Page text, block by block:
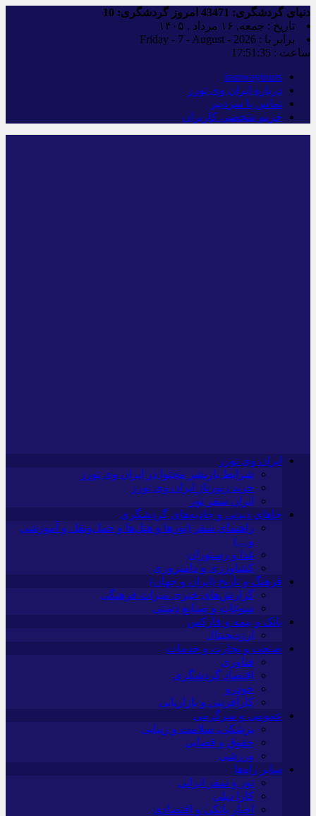
دنیای گردشگری: امروز گردشگری:
تاریخ : جمعه, ۱۶ مرداد , ۱۴۰۵
برابر با : Friday - 7 - August - 2026
ساعت : 17:51:36
iranwaytours
درباره ایران وی تورز
تماس با سردبیر
حریم شخصی کاربران
ایران وی تورز
شرایط بازنشر محتوا در ایران وی تورز
خرید رپورتاژ ایران وی تورز
ایران سفر تور
جاهای دیدنی و جاذبه‌های گردشگری
راهنمای سفر (تورها و هتل‌ها و حمل‌و‌نقل و آموزشی
و…)
غذا و رستوران
کشاورزی و دامپروری
فرهنگ و تاریخ (ایران و جهان)
گزارش‌های خبری میراث فرهنگی
سوغات و صنایع دستی
بانک و بیمه و فارکس
ارزدیجیتال
صنعت و تجارت و خدمات
فناوری
اقتصاد گردشگری
خودرو
کارآفرینی و بازاریابی
عمومی و سرگرمی
پزشکی، سلامت و زیبایی
حقوق و قضایی
ورزشی
سایر راه‌ها
تور و سفر ایرانی
کارا دیلی
اخبار بانکی و اقتصادی